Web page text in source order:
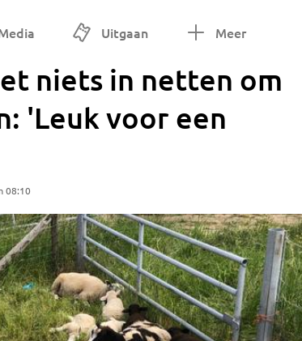
Uitgaan Meer
niets in netten om
'Leuk voor een
08:10